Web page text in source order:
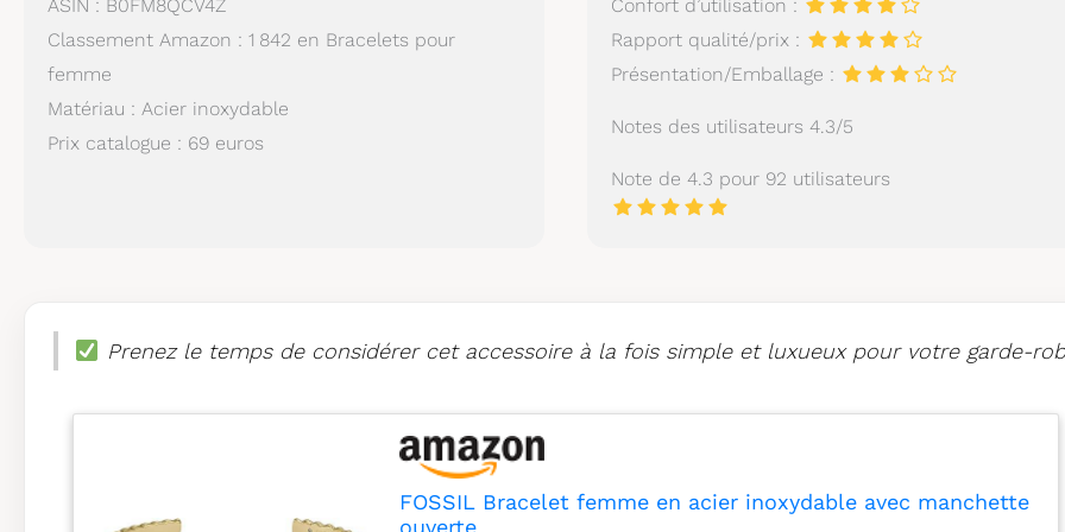
ASIN : B0FM8QCV4Z
Classement Amazon : 1 842 en Bracelets pour
femme
Matériau : Acier inoxydable
Prix catalogue : 69 euros
Confort d’utilisation :
Rapport qualité/prix :
Présentation/Emballage :
Notes des utilisateurs 4.3/5
Note de 4.3 pour 92 utilisateurs
Prenez le temps de considérer cet accessoire à la fois simple et luxueux pour votre garde-
FOSSIL Bracelet femme en acier inoxydable avec manchette
ouverte